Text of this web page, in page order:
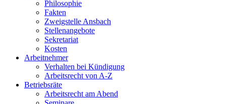
Philosophie
Fakten
Zweigstelle Ansbach
Stellenangebote
Sekretariat
Kosten
Arbeitnehmer
Verhalten bei Kündigung
Arbeitsrecht von A-Z
Betriebsräte
Arbeitsrecht am Abend